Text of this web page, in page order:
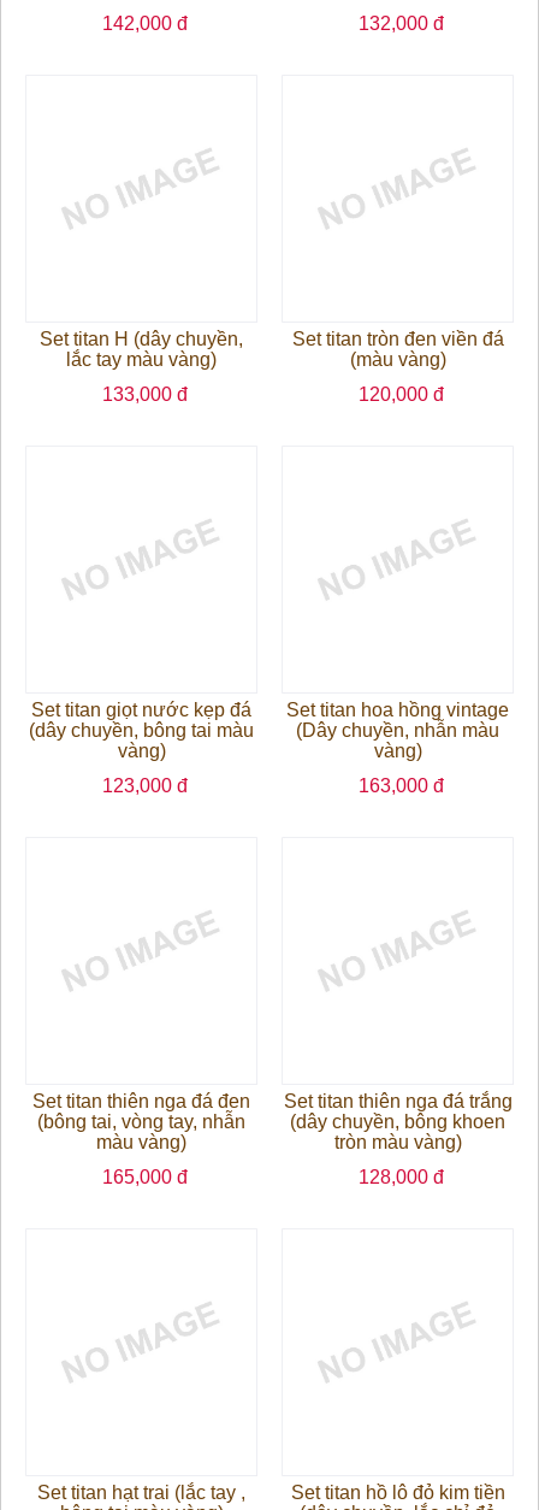
142,000 đ
132,000 đ
Set titan H (dây chuyền,
lắc tay màu vàng)
133,000 đ
Set titan tròn đen viền đá
(màu vàng)
120,000 đ
Set titan giọt nước kẹp đá
(dây chuyền, bông tai màu
vàng)
123,000 đ
Set titan hoa hồng vintage
(Dây chuyền, nhẫn màu
vàng)
163,000 đ
Set titan thiên nga đá đen
(bông tai, vòng tay, nhẫn
màu vàng)
165,000 đ
Set titan thiên nga đá trắng
(dây chuyền, bông khoen
tròn màu vàng)
128,000 đ
Set titan hạt trai (lắc tay ,
Set titan hồ lô đỏ kim tiền